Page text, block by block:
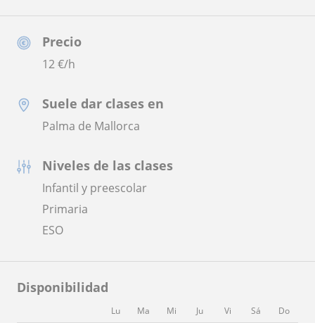
Precio
12€/h
Suele dar clases en
Palma de Mallorca
Niveles de las clases
Infantil y preescolar
Primaria
ESO
Disponibilidad
Lu Ma Mi Ju Vi Sá Do